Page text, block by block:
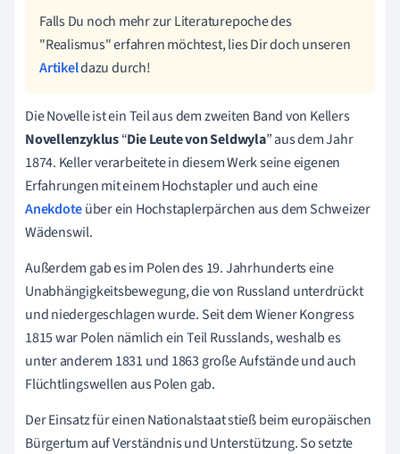
Falls Du noch mehr zur Literaturepoche des
"Realismus" erfahren möchtest, lies Dir doch unseren
Artikeldazu durch!
Die Novelle ist ein Teil aus dem zweiten Band von Kellers
Novellenzyklus“Die Leute von Seldwyla” aus dem Jahr
1874. Keller verarbeitete in diesem Werk seine eigenen
Erfahrungen mit einem Hochstapler und auch eine
Anekdoteüber ein Hochstaplerpärchen aus dem Schweizer
Wädenswil.
Außerdem gab es im Polen des 19. Jahrhunderts eine
Unabhängigkeitsbewegung, die von Russland unterdrückt
und niedergeschlagen wurde. Seit dem Wiener Kongress
1815 war Polen nämlich ein Teil Russlands, weshalb es
unter anderem 1831 und 1863 große Aufstände und auch
Flüchtlingswellen aus Polen gab.
Der Einsatz für einen Nationalstaat stieß beim europäischen
Bürgertum auf Verständnis und Unterstützung. So setzte